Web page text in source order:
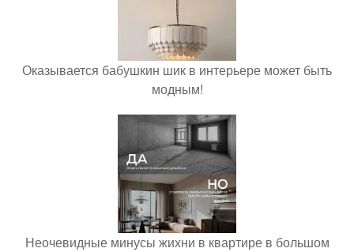
Оказывается бабушкин шик в интерьере может быть
модным!
Неочевидные минусы жихни в квартире в большом